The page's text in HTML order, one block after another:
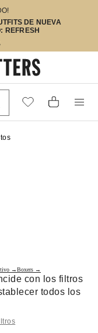
DE NUEVA
REFRESH
→Boxers →
con los filtros
todos los